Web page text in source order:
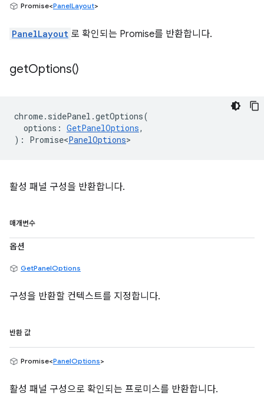
Promise<PanelLayout>
PanelLayout 로 확인되는 Promise를 반환합니다.
getOptions()
chrome. sidePanel .getOptions(
options : GetPanelOptions,
) : Promise<PanelOptions>
활성 패널 구성을 반환합니다.
매개변수
옵션
GetPanelOptions
구성을 반환할 컨텍스트를 지정합니다.
반환 값
Promise<PanelOptions>
활성 패널 구성으로 확인되는 프로미스를 반환합니다.